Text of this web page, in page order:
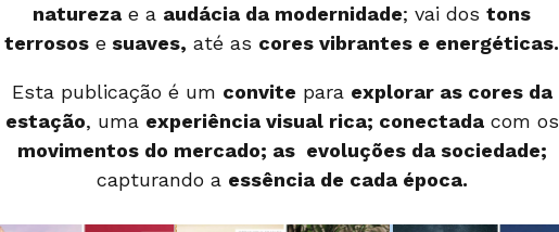
natureza e a audácia da modernidade; vai dostons
terrosos e suaves, até as cores vibrantes e energéticas.
Esta publicação é um convite para explorar as cores da
estação, uma experiência visual rica; conectadacom os
movimentos do mercado; as evoluções da sociedade;
capturando a essência de cada época.